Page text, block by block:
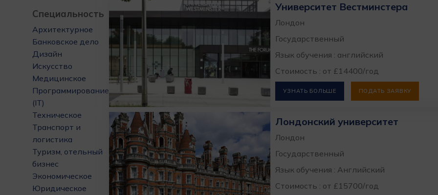
Специальность
Архитектурное
Банковское дело
Дизайн
Искусство
Медицинское
Программирование
(IT)
Техническое
Транспорт и
логистика
Туризм, отельный
бизнес
Экономическое
Юридическое
Университет Вестминстера
Лондон
Государственный
Язык обучения : английский
Стоимость : от £14400/год
УЗНАТЬ БОЛЬШЕ ПОДАТЬ ЗАЯВКУ
Лондонский университет
Лондон
Государственный
Язык обучения : Английский
Стоимость : от £15700/год